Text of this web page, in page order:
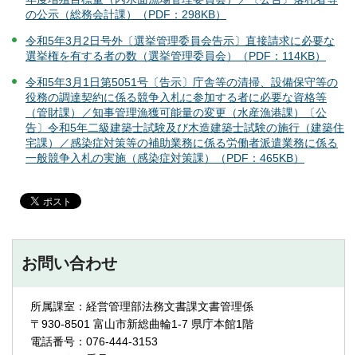
の公示（総務会計課）（PDF：298KB）
令和5年3月2日号外〔選挙管理委員会告示〕直接請求に必要な
選挙権を有する者の数（選挙管理委員会）（PDF：114KB）
令和5年3月1日第5051号〔告示〕庁舎等の清掃、設備保守等の
役務の調達契約に係る競争入札に参加する者に必要な資格等
（管財課）／知事管理漁獲可能量の変更（水産漁港課）〔公
告〕令和5年二級建築士試験及び木造建築士試験の施行（建築住
宅課）／感染症対策等の補助業務に係る労働者派遣業務に係る
一般競争入札の実施（感染症対策課）（PDF：465KB）
お問い合わせ
所属課室：経営管理部法務文書課文書管理係
〒930-8501 富山市新総曲輪1-7 県庁本館1階
電話番号：076-444-3153